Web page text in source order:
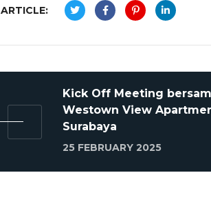
Kick Off Meeting
Westown View
Surabaya
25 FEBRUARY 2025